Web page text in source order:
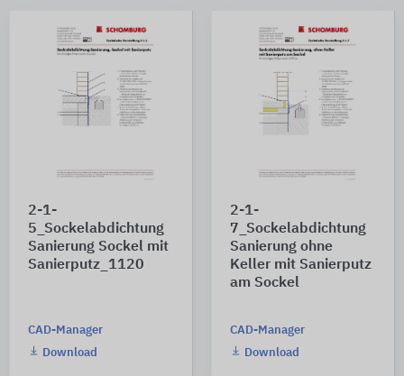
2-1-
5_Sockelabdichtung
Sanierung Sockel mit
Sanierputz_1120
CAD-Manager
Download
2-1-
7_Sockelabdichtung
Sanierung ohne
Keller mit Sanierputz
am Sockel
CAD-Manager
Download